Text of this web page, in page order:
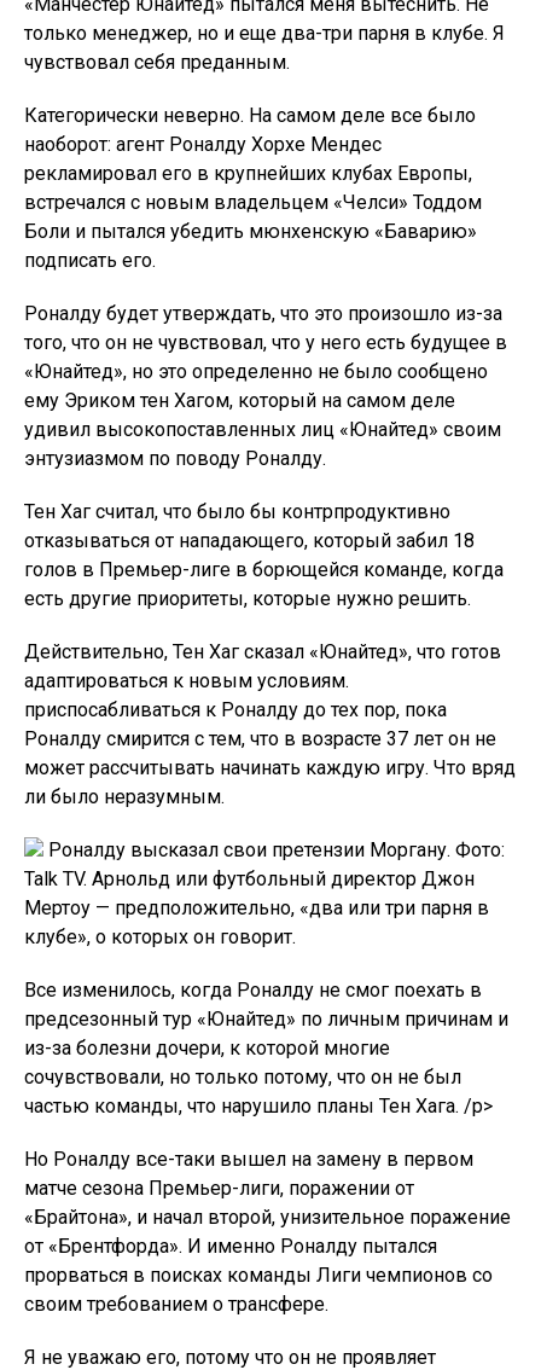
только менеджер, но и еще два-три парня в клубе. Я
чувствовал себя преданным.
Категорически неверно. На самом деле все было
наоборот: агент Роналду Хорхе Мендес
рекламировал его в крупнейших клубах Европы,
встречался с новым владельцем «Челси» Тоддом
Боли и пытался убедить мюнхенскую «Баварию»
подписать его.
Роналду будет утверждать, что это произошло из-за
того, что он не чувствовал, что у него есть будущее в
«Юнайтед», но это определенно не было сообщено
ему Эриком тен Хагом, который на самом деле
удивил высокопоставленных лиц «Юнайтед» своим
энтузиазмом по поводу Роналду.
Тен Хаг считал, что было бы контрпродуктивно
отказываться от нападающего, который забил 18
голов в Премьер-лиге в борющейся команде, когда
есть другие приоритеты, которые нужно решить.
Действительно, Тен Хаг сказал «Юнайтед», что готов
адаптироваться к новым условиям.
приспосабливаться к Роналду до тех пор, пока
Роналду смирится с тем, что в возрасте 37 лет он не
может рассчитывать начинать каждую игру. Что вряд
ли было неразумным.
Роналду высказал свои претензии Моргану. Фото:
Talk TV. Арнольд или футбольный директор Джон
Мертоу — предположительно, «два или три парня в
клубе», о которых он говорит.
Все изменилось, когда Роналду не смог поехать в
предсезонный тур «Юнайтед» по личным причинам и
из-за болезни дочери, к которой многие
сочувствовали, но только потому, что он не был
частью команды, что нарушило планы Тен Хага. /p>
Но Роналду все-таки вышел на замену в первом
матче сезона Премьер-лиги, поражении от
«Брайтона», и начал второй, унизительное поражение
от «Брентфорда». И именно Роналду пытался
прорваться в поисках команды Лиги чемпионов со
своим требованием о трансфере.
Я не уважаю его, потому что он не проявляет